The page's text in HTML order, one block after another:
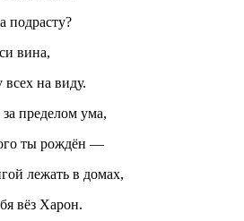
подрасту?
вина,
на виду.
за пределом ума,
ты рождён —
лежать в домах,
вёз Харон.